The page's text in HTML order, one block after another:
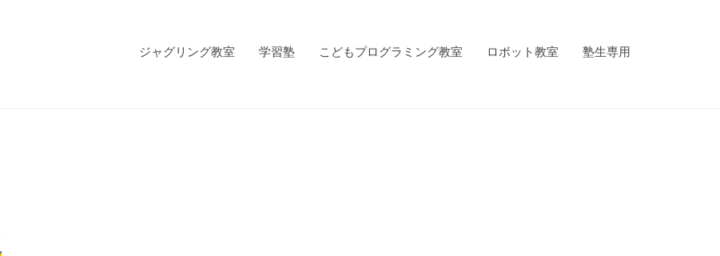
ジャグリング教室 学習塾 こどもプログラミング教室 ロボット教室 塾生専用